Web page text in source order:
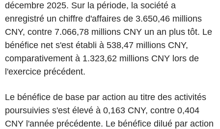
décembre 2025. Sur la période, la société a
enregistré un chiffre d'affaires de 3.650,46 millions
CNY, contre 7.066,78 millions CNY un an plus tôt. Le
bénéfice net s'est établi à 538,47 millions CNY,
comparativement à 1.323,62 millions CNY lors de
l'exercice précédent.
Le bénéfice de base par action au titre des activités
poursuivies s'est élevé à 0,163 CNY, contre 0,404
CNY l'année précédente. Le bénéfice dilué par action